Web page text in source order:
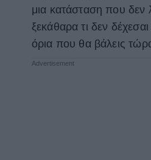
μια κατάσταση που δεν
ξεκάθαρα τι δεν
όρια που θα βάλεις